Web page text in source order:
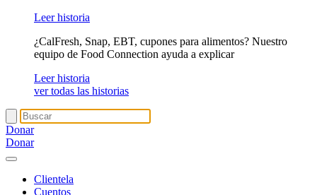
Leer historia
¿CalFresh, Snap, EBT, cupones para alimentos? Nuestro
equipo de Food Connection ayuda a explicar
Leer historia
ver todas las historias
Donar
Donar
Clientela
Cuentos